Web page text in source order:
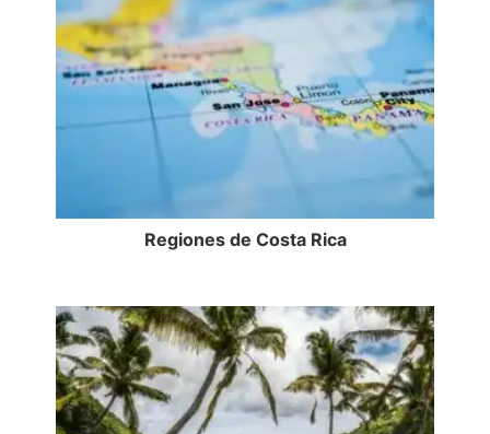
Regiones de Costa Rica